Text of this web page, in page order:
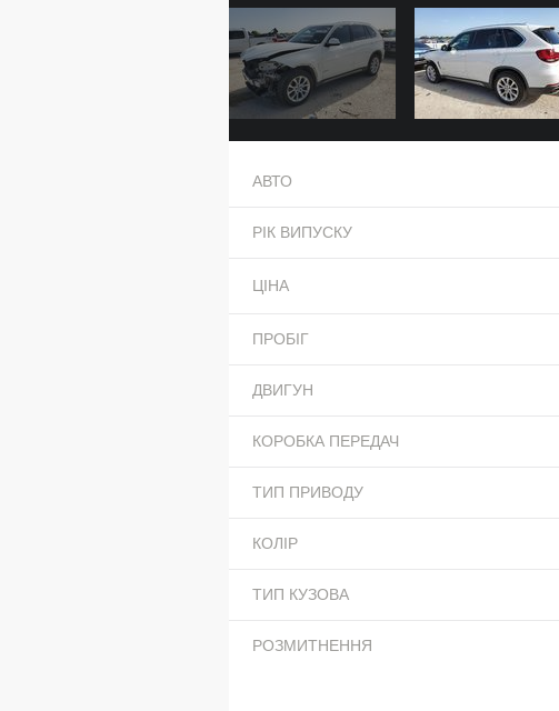
АВТО
РІК ВИПУСКУ
ЦІНА
ПРОБІГ
ДВИГУН
КОРОБКА ПЕРЕДАЧ
ТИП ПРИВОДУ
КОЛІР
ТИП КУЗОВА
РОЗМИТНЕННЯ